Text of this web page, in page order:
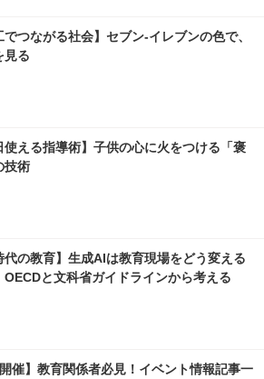
でつながる社会】セブン‐イレブンの色で、
見る
使える指導術】子供の心に火をつける「褒
技術
代の教育】生成AIは教育現場をどう変える
OECDと文科省ガイドラインから考える
開催】教育関係者必見！イベント情報記事一